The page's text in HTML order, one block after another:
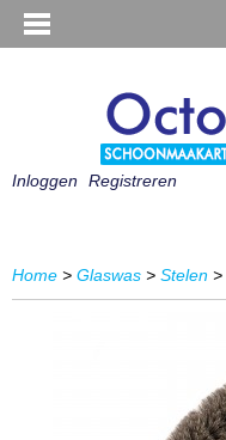
Inloggen Registreren
Home > Glaswas > Stelen >